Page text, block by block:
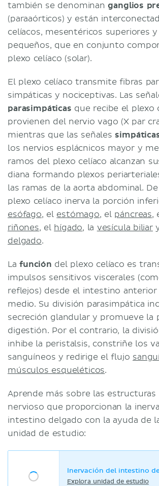
también se denominanganglios
(paraaórticos) y están
celíacos, mesentéricos superiores
pequeños, que en conjunto
plexo celíaco (solar).
El plexo celíaco transmite fibras
simpáticas y nociceptivas. Las
parasimpáticas que recibe el plexo
provienen del nervio vago (X par
mientras que las señales
los nervios esplácnicos mayor y
ramos del plexo celíaco alcanzan
diana formando plexos
las ramas de la aorta abdominal.
plexo celíaco inerva la porción
esófago, el estómago, el páncreas,
riñones, el hígado, la vesícula biliar
delgado.
Lafunción del plexo celíaco es
impulsos sensitivos viscerales
reflejos) desde el intestino
medio. Su división parasimpática
secreción glandular y promueve la
digestión. Por el contrario, la
inhibe la peristalsis, constriñe los
sanguíneos y redirige el flujo
músculos esqueléticos.
Aprende más sobre las estructuras
nervioso que proporcionan la
intestino delgado con la ayuda de
unidad de estudio:
Inervación del intestino
Explora unidad de estudio